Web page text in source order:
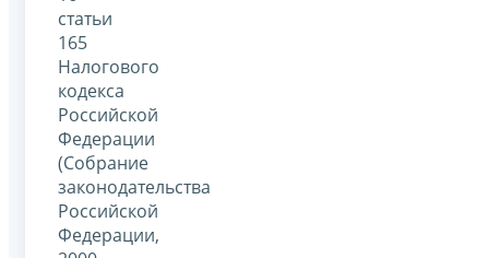
статьи
165
Налогового
кодекса
Российской
Федерации
(Собрание
законодательства
Российской
Федерации,